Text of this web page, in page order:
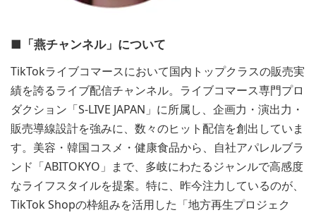
■「燕チャンネル」について
TikTokライブコマースにおいて国内トップクラスの販売実
績を誇るライブ配信チャンネル。ライブコマース専門プロ
ダクション「S-LIVE JAPAN」に所属し、企画力・演出力・
販売導線設計を強みに、数々のヒット配信を創出していま
す。美容・韓国コスメ・健康食品から、自社アパレルブラ
ンド「ABITOKYO」まで、多岐にわたるジャンルで高感度
なライフスタイルを提案。特に、昨今注力しているのが、
TikTok Shopの枠組みを活用した「地方再生プロジェク